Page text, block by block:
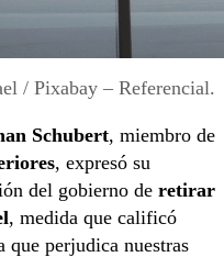
/ Pixabay – Referencial.
Schubert, miembro de
, expresó su
del gobierno de retirar
, medida que calificó
que perjudica nuestras